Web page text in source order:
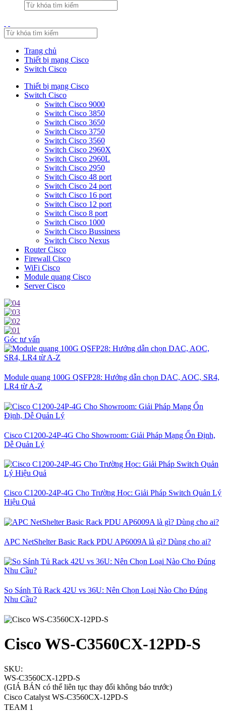
Trang chủ
Thiết bị mạng Cisco
Switch Cisco
Thiết bị mạng Cisco
Switch Cisco
Switch Cisco 9000
Switch Cisco 3850
Switch Cisco 3650
Switch Cisco 3750
Switch Cisco 3560
Switch Cisco 2960X
Switch Cisco 2960L
Switch Cisco 2950
Switch Cisco 48 port
Switch Cisco 24 port
Switch Cisco 16 port
Switch Cisco 12 port
Switch Cisco 8 port
Switch Cisco 1000
Switch Cisco Bussiness
Switch Cisco Nexus
Router Cisco
Firewall Cisco
WiFi Cisco
Module quang Cisco
Server Cisco
Góc tư vấn
Module quang 100G QSFP28: Hướng dẫn chọn DAC, AOC, SR4,
LR4 từ A-Z
Cisco C1200-24P-4G Cho Showroom: Giải Pháp Mạng Ổn Định,
Dễ Quản Lý
Cisco C1200-24P-4G Cho Trường Học: Giải Pháp Switch Quản Lý
Hiệu Quả
APC NetShelter Basic Rack PDU AP6009A là gì? Dùng cho ai?
So Sánh Tủ Rack 42U vs 36U: Nên Chọn Loại Nào Cho Đúng
Nhu Cầu?
Cisco WS-C3560CX-12PD-S
SKU:
WS-C3560CX-12PD-S
(GIÁ BÁN có thể liên tục thay đổi không báo trước)
Cisco Catalyst WS-C3560CX-12PD-S
TEAM 1